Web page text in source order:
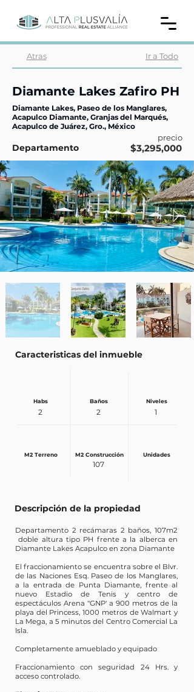
Ir a Todo
Atras
Diamante Lakes Zafiro PH
Diamante Lakes, Paseo de los Manglares,
Acapulco Diamante, Granjas del Marqués,
Acapulco de Juárez, Gro., México
precio
Departamento $3,295,000
Caracteristicas del inmueble
Habs
2
Baños
2
Niveles
1
M2 Terreno M2 Construcción
107
Unidades
Descripción de la propiedad
Departamento 2 recámaras 2 baños, 107m2
doble altura tipo PH frente a la alberca en
Diamante Lakes Acapulco en zona Diamante
El fraccionamiento se encuentra sobre el Blvr.
de las Naciones Esq. Paseo de los Manglares,
a la entrada de Punta Diamante, frente al
nuevo Estadio de Tenis y centro de
espectáculos Arena "GNP' a 900 metros de la
playa del Princess, 1000 metros de Walmart y
La Mega, a 5 minutos del Centro Comercial La
Isla.
Completamente amueblado y equipado
Fraccionamiento con seguridad 24 Hrs. y
acceso controlado.